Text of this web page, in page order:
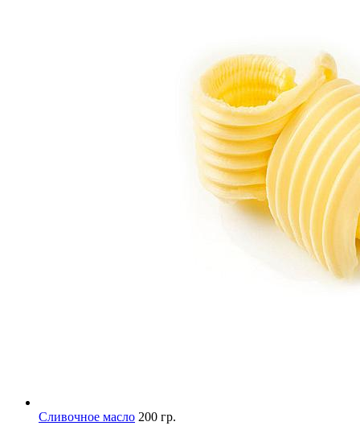
Сливочное масло 200 гр.